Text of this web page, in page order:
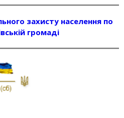
захисту населення по
громаді